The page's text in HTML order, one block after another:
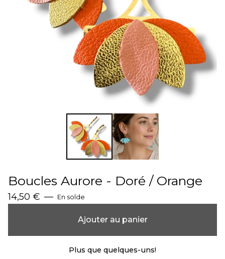
Boucles Aurore - Doré / Orange
14,50 € — En solde
Ajouter au panier
Plus que quelques-uns!